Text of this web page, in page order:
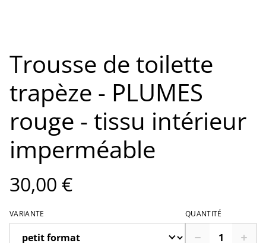
Trousse de toilette
trapèze - PLUMES
rouge - tissu intérieur
imperméable
30,00 €
VARIANTE QUANTITÉ